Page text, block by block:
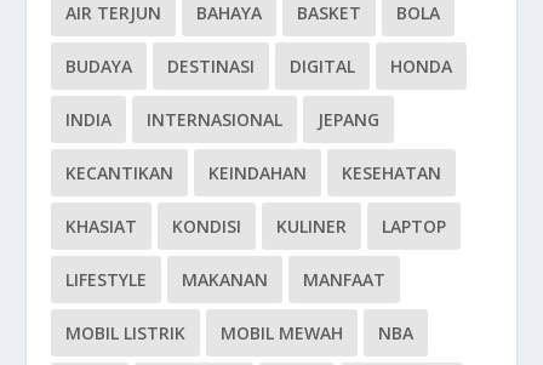
AIR TERJUN BAHAYA BASKET BOLA
BUDAYA DESTINASI DIGITAL HONDA
INDIA INTERNASIONAL JEPANG
KECANTIKAN KEINDAHAN KESEHATAN
KHASIAT KONDISI KULINER LAPTOP
LIFESTYLE MAKANAN MANFAAT
MOBIL LISTRIK MOBIL MEWAH NBA